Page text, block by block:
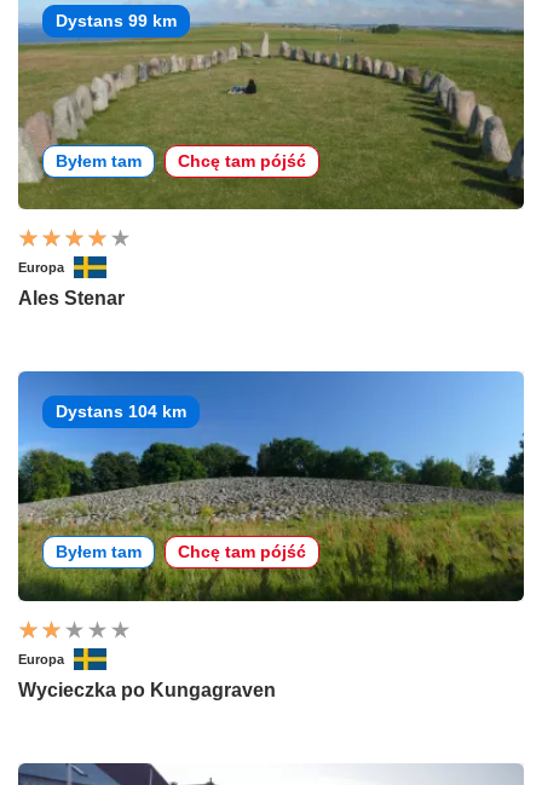
Dystans 99 km
Byłem tam Chcę tam pójść
Europa
Ales Stenar
Dystans 104 km
Byłem tam Chcę tam pójść
Europa
Wycieczka po Kungagraven